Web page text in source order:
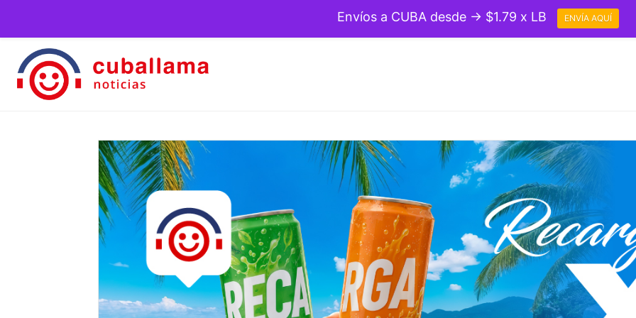
Envíos a CUBA desde → $1.79 x LB ENVÍA AQUÍ